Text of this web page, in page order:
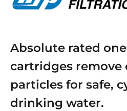
Absolute rated
cartridges remove
particles for safe,
drinking water.